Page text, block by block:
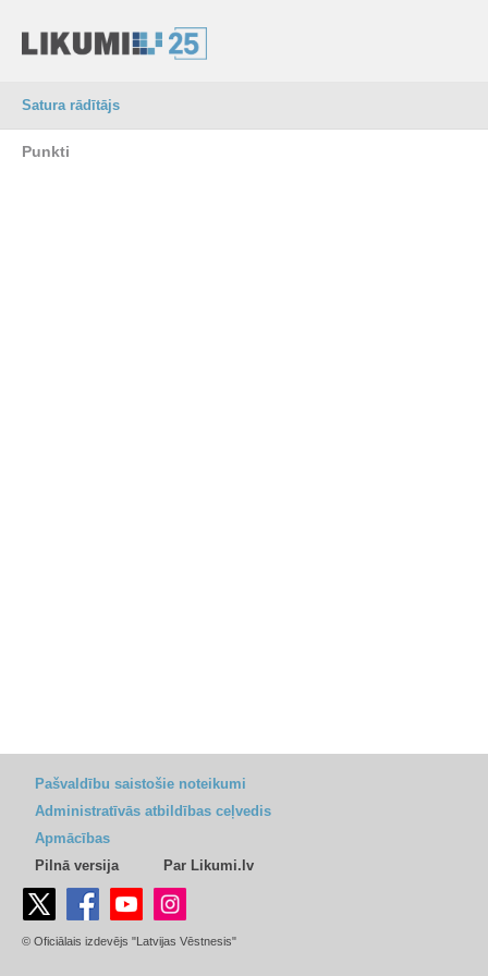
Satura rādītājs
Punkti
Pašvaldību saistošie noteikumi
Administratīvās atbildības ceļvedis
Apmācības
Pilnā versija
Par Likumi.lv
© Oficiālais izdevējs "Latvijas Vēstnesis"